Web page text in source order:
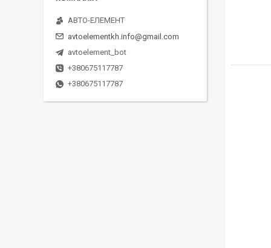
АВТО-ЕЛЕМЕНТ
avtoelementkh.info@gmail.com
avtoelement_bot
+380675117787
+380675117787